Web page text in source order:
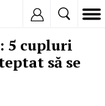
5 cupluri
să se